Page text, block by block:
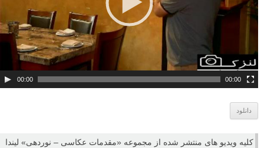
ر
و
د
ی
00:00 00:00
دانلود
کلیه ویدیو های منتشر شده از مجموعه «مقدمات عکاسی – نوردهی» لیندا